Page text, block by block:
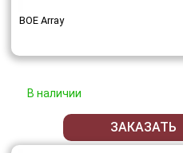
BOE Array
В наличии
ЗАКАЗАТЬ